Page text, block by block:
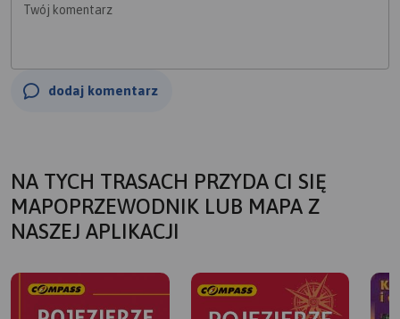
Twój komentarz
dodaj komentarz
NA TYCH TRASACH PRZYDA CI SIĘ
MAPOPRZEWODNIK LUB MAPA Z
NASZEJ APLIKACJI